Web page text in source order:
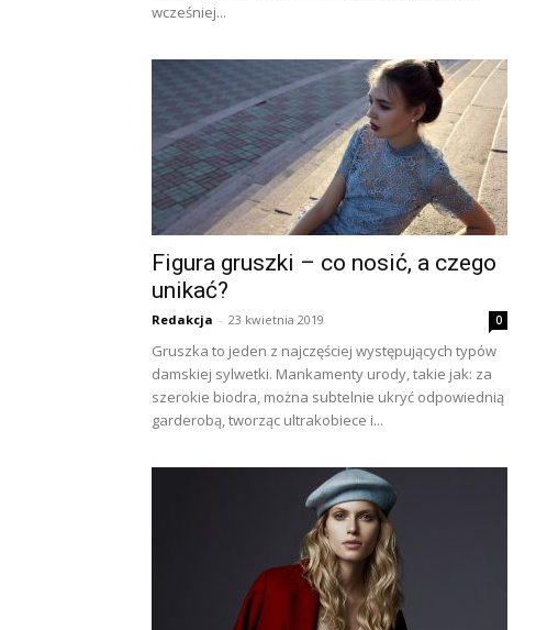
wcześniej...
Figura gruszki – co nosić, a czego
unikać?
Redakcja - 23 kwietnia 2019 0
Gruszka to jeden z najczęściej występujących typów
damskiej sylwetki. Mankamenty urody, takie jak: za
szerokie biodra, można subtelnie ukryć odpowiednią
garderobą, tworząc ultrakobiece i...